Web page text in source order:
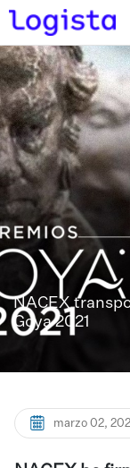
NACEX
Goya 2021
marzo 02,